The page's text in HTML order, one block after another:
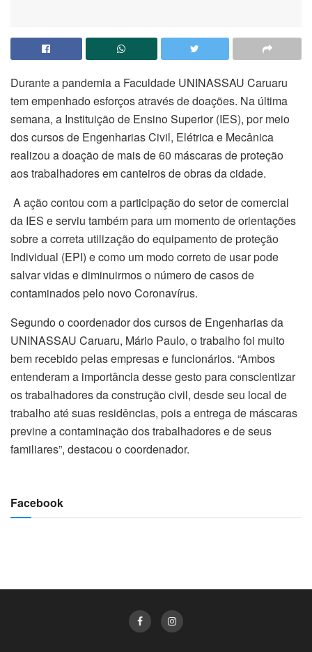
Durante a pandemia a Faculdade UNINASSAU Caruaru
tem empenhado esforços através de doações. Na última
semana, a Instituição de Ensino Superior (IES), por meio
dos cursos de Engenharias Civil, Elétrica e Mecânica
realizou a doação de mais de 60 máscaras de proteção
aos trabalhadores em canteiros de obras da cidade.
A ação contou com a participação do setor de comercial
da IES e serviu também para um momento de orientações
sobre a correta utilização do equipamento de proteção
Individual (EPI) e como um modo correto de usar pode
salvar vidas e diminuirmos o número de casos de
contaminados pelo novo Coronavírus.
Segundo o coordenador dos cursos de Engenharias da
UNINASSAU Caruaru, Mário Paulo, o trabalho foi muito
bem recebido pelas empresas e funcionários. “Ambos
entenderam a importância desse gesto para conscientizar
os trabalhadores da construção civil, desde seu local de
trabalho até suas residências, pois a entrega de máscaras
previne a contaminação dos trabalhadores e de seus
familiares”, destacou o coordenador.
Facebook